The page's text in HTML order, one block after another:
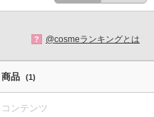
? @cosmeランキングとは
商品 (1)
コンテンツ